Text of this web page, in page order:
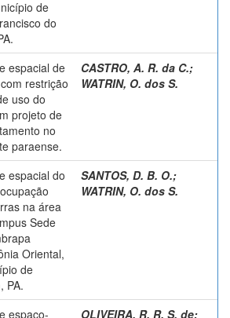
de
do
espacial de
restrição
uso do
projeto de
no
paraense.
CASTRO, A. R. da C.;
WATRIN, O. dos S.
espacial do
na área
Sede
Oriental,
de
PA.
SANTOS, D. B. O.;
WATRIN, O. dos S.
espaço-
OLIVEIRA, R. R. S. de;